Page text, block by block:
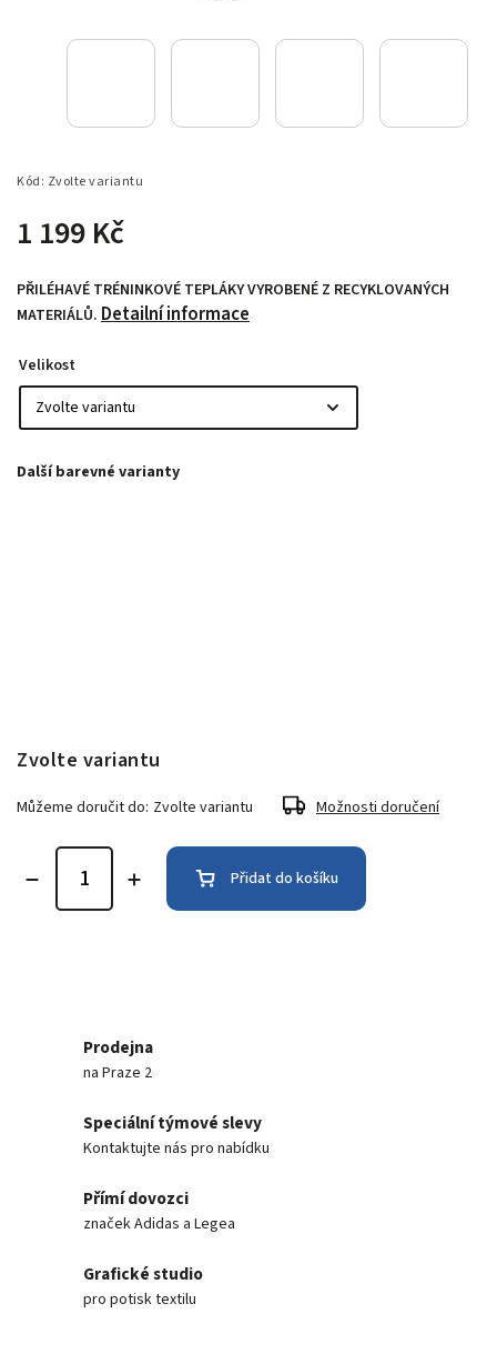
Kód: Zvolte variantu
1 199 Kč
PŘILÉHAVÉ TRÉNINKOVÉ TEPLÁKY VYROBENÉ Z RECYKLOVANÝCH
MATERIÁLŮ. Detailní informace
Velikost
Zvolte variantu
Můžeme doručit do: Zvolte variantu Možnosti doručení
Přidat do košíku
Prodejna
na Praze 2
Speciální týmové slevy
Kontaktujte nás pro nabídku
Přímí dovozci
značek Adidas a Legea
Grafické studio
pro potisk textilu